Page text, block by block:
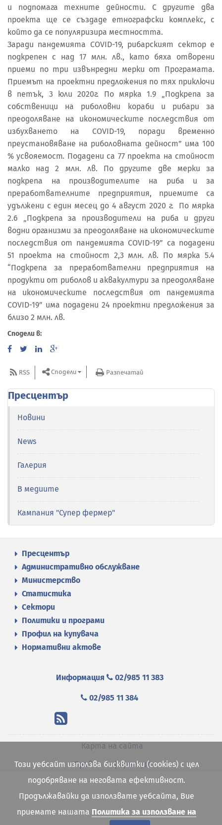
и подпомага техните дейности. С другите два
проекта ще се създаде етнографски комплекс, с
който да се популяризира местността.
Заради пандемията COVID-19, рибарският сектор е
подкрепен с над 17 млн. лв., като бяха отворени
приеми по три извънредни мерки от Програмата.
Приемът на проектни предложения по тях приключи
в петък, 3 юли 2020г. По мярка 1.9 „Подкрепа за
собственици на риболовни кораби и рибари за
преодоляване на икономическите последствия от
избухването на COVID-19, поради временно
преустановяване на риболовната дейност” има 100
% усвояемост. Подадени са 77 проекта на стойност
малко над 2 млн. лв. По другите две мерки за
подкрепа на производителите на риба и за
преработвателните предприятия, приемите са
удължени с един месец до 4 август 2020 г. По мярка
2.6 „Подкрепа за производители на риба и други
водни организми за преодоляване на икономическите
последствия от пандемията COVID-19” са подадени
51 проекта на стойност 2,3 млн. лв. По мярка 5.4
“Подкрепа за преработвателни предприятия на
продукти от риболов и аквакултури за преодоляване
на икономическите последствия от пандемията
COVID-19” има подадени 24 проектни предложения за
близо 2 млн. лв.
Сподели в:
RSS Сподели Разпечатай
Пресцентър
Новини
News
Галерия
В медиите
Кампания "Супер фермер"
Пресцентър
Административно обслужване
Министерство
Статистика
Сектори
Политики и програми
Профил на купувача
Нормативни актове
Информация 02/985 11 383
02/985 11 384
Карта на сайта
Правна информация
Този уебсайт използва бисквитки (cookies) с цел
подобряване на неговата ефективност.
Продължавайки да използвате уебсайта, Вие
приемате нашата Политика за използване на